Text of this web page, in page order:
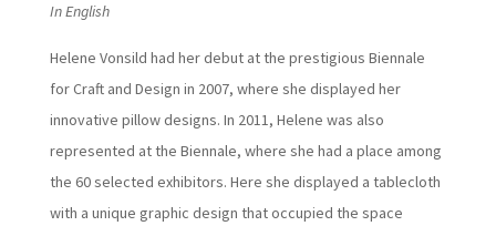
In English
Helene Vonsild had her debut at the prestigious Biennale
for Craft and Design in 2007, where she displayed her
innovative pillow designs. In 2011, Helene was also
represented at the Biennale, where she had a place among
the 60 selected exhibitors. Here she displayed a tablecloth
with a unique graphic design that occupied the space